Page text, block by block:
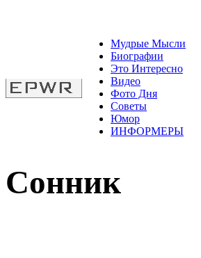
Мудрые Мысли
Биографии
Это Интересно
Видео
Фото Дня
Советы
Юмор
ИНФОРМЕРЫ
Сонник